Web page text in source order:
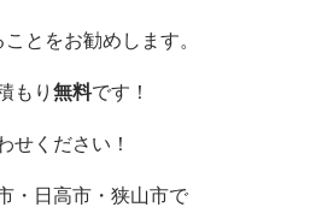
とをお勧めします。
もり無料です！
せください！
・日高市・狭山市で